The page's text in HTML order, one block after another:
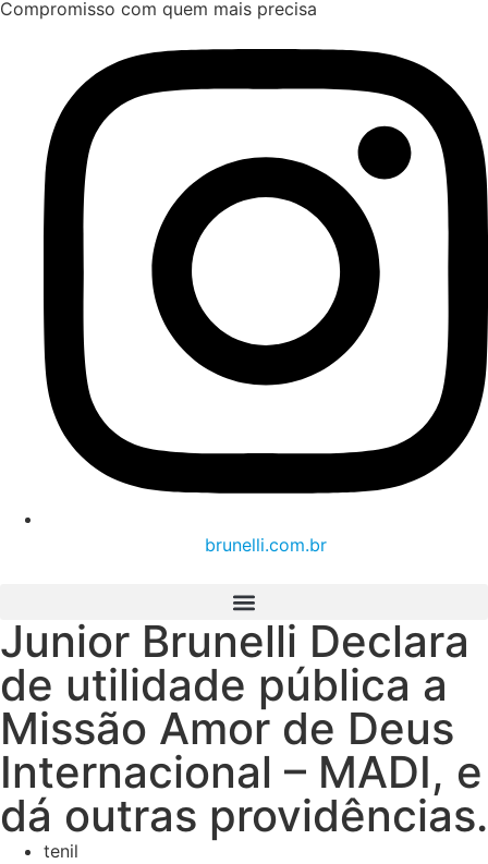
Compromisso com quem mais precisa
brunelli.com.br
Junior Brunelli Declara
de utilidade pública a
Missão Amor de Deus
Internacional – MADI, e
dá outras providências.
tenil